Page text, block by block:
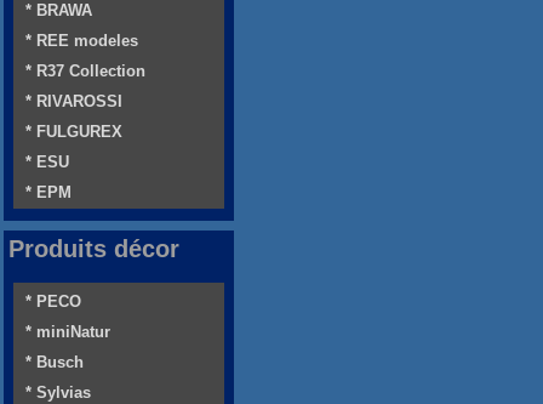
* BRAWA
* REE modeles
* R37 Collection
* RIVAROSSI
* FULGUREX
* ESU
* EPM
Produits décor
* PECO
* miniNatur
* Busch
* Sylvias